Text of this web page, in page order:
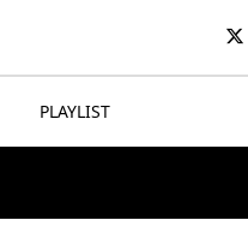
PLAYLIST